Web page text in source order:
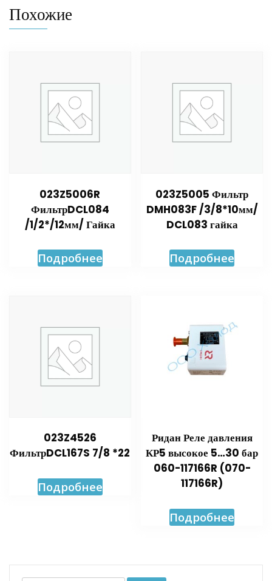
Похожие
023Z5006R
ФильтрDCL084
/1/2*/12мм/ Гайка
Подробнее
023Z5005 Фильтр
DMH083F /3/8*10мм/
DCL083 гайка
Подробнее
023Z4526
ФильтрDCL167S 7/8 *22
Подробнее
Ридан Реле давления
КР5 высокое 5…30 бар
060-117166R (070-
117166R)
Подробнее